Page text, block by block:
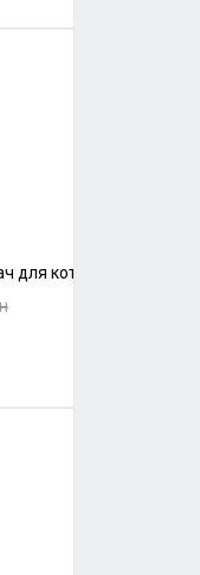
для котячого туалету